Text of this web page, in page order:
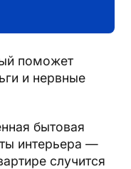
поможет
и нервные
бытовая
интерьера —
случится